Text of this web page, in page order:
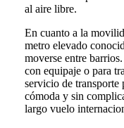
al aire libre.
En cuanto a la
metro elevado
moverse entre
con equipaje o para
servicio de transporte
cómoda y sin
largo vuelo